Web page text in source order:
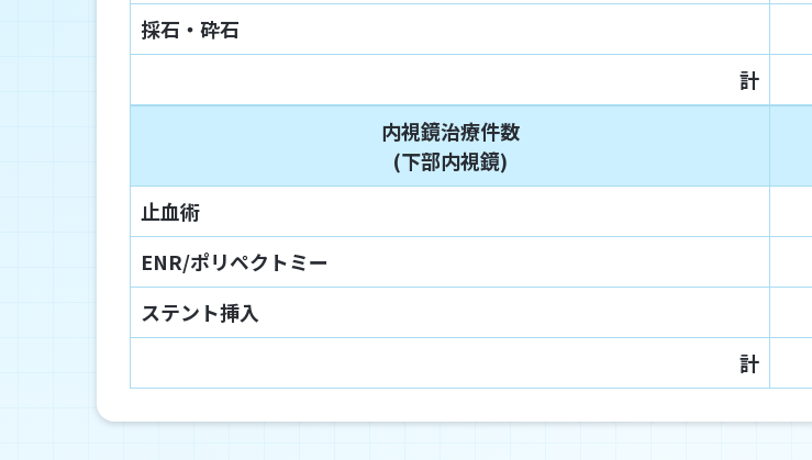
採石・砕石
計
内視鏡治療件数
(下部内視鏡)
止血術
ENR/ポリペクトミー
ステント挿入
計